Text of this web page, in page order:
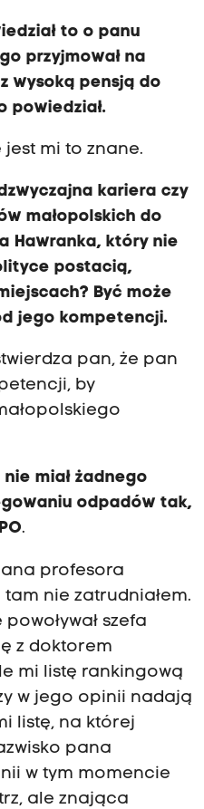
to o panu
przyjmował na
wysoką pensją do
powiedział.
jest mi to znane.
kariera czy
małopolskich do
Hawranka, który nie
postacią,
Być może
jego kompetencji.
pan, że pan
by
miał żadnego
odpadów tak,
.
profesora
nie zatrudniałem.
szefa
z doktorem
mi listę rankingową
w jego opinii nadają
listę, na której
pana
w tym momencie
ale znająca